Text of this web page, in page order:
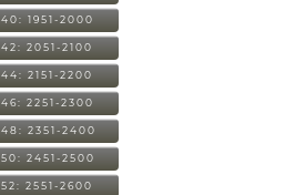
40: 1951-2000
42: 2051-2100
44: 2151-2200
46: 2251-2300
48: 2351-2400
50: 2451-2500
52: 2551-2600